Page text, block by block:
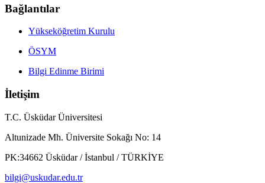
Bağlantılar
Yükseköğretim Kurulu
ÖSYM
Bilgi Edinme Birimi
İletişim
T.C. Üsküdar Üniversitesi
Altunizade Mh. Üniversite Sokağı No: 14
PK:34662 Üsküdar / İstanbul / TÜRKİYE
bilgi@uskudar.edu.tr